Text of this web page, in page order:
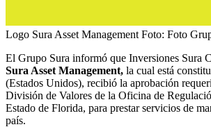
Logo Sura Asset Management Foto: Foto
El Grupo Sura informó que Inversiones Sura
Sura Asset Management, la cual está
(Estados Unidos), recibió la aprobación
División de Valores de la Oficina de
Estado de Florida, para prestar servicios de
país.